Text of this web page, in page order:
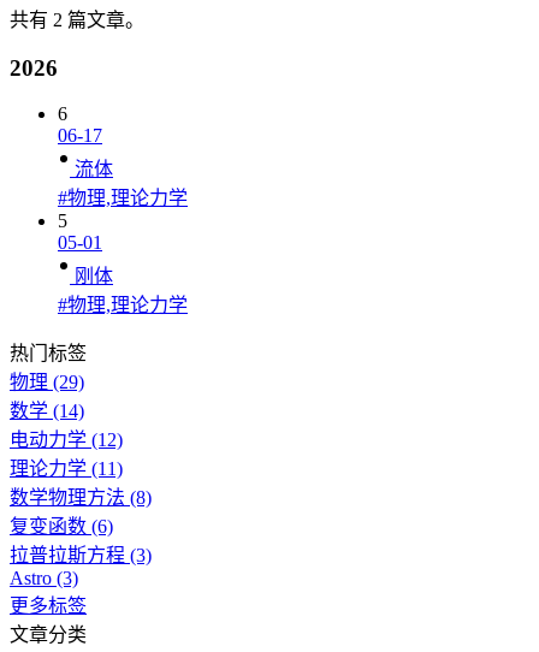
共有 2 篇文章。
2026
6
06-17
流体
#物理,理论力学
5
05-01
刚体
#物理,理论力学
热门标签
物理 (29)
数学 (14)
电动力学 (12)
理论力学 (11)
数学物理方法 (8)
复变函数 (6)
拉普拉斯方程 (3)
Astro (3)
更多标签
文章分类